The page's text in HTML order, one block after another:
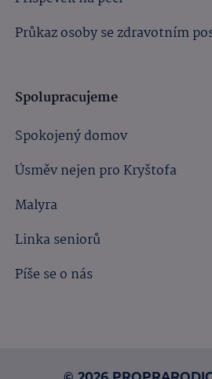
Průkaz osoby se zdravotním
Spolupracujeme
Spokojený domov
Úsměv nejen pro Kryštofa
Malyra
Linka seniorů
Píše se o nás